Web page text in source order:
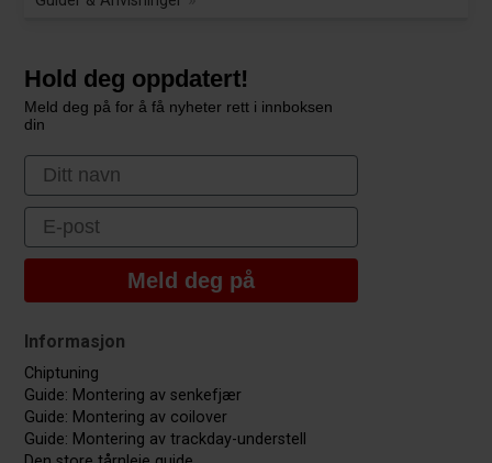
Hold deg oppdatert!
Meld deg på for å få nyheter rett i innboksen
din
First Name
Email
Meld deg på
Informasjon
Chiptuning
Guide: Montering av senkefjær
Guide: Montering av coilover
Guide: Montering av trackday-understell